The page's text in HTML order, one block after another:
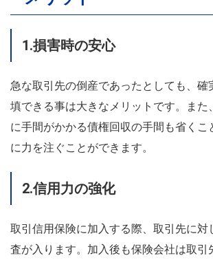
1.損害時の安心
急な取引先の倒産であったとしても、確
填できる事は大きなメリットです。また
に手間がかかる債権回収の手間も省くこ
に力を注ぐことができます。
2.信用力の強化
取引信用保険に加入する際、取引先に対
査が入ります。加入後も保険会社は取引